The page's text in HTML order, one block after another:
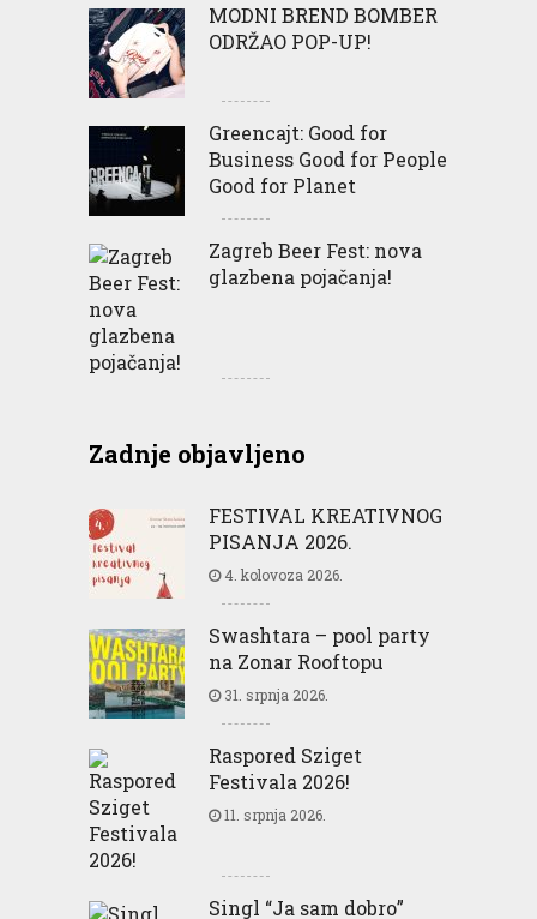
MODNI BREND BOMBER
ODRŽAO POP-UP!
Greencajt: Good for
Business Good for People
Good for Planet
Zagreb Beer Fest: nova
glazbena pojačanja!
Zadnje objavljeno
FESTIVAL KREATIVNOG
PISANJA 2026.
4. kolovoza 2026.
Swashtara – pool party
na Zonar Rooftopu
31. srpnja 2026.
Raspored Sziget
Festivala 2026!
11. srpnja 2026.
Singl “Ja sam dobro”